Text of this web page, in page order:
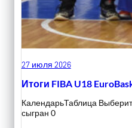
27 июля 2026
Итоги FIBA U18
КалендарьТаблица
сыгран 0